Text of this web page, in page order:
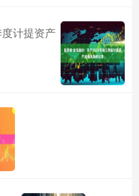
计提资产